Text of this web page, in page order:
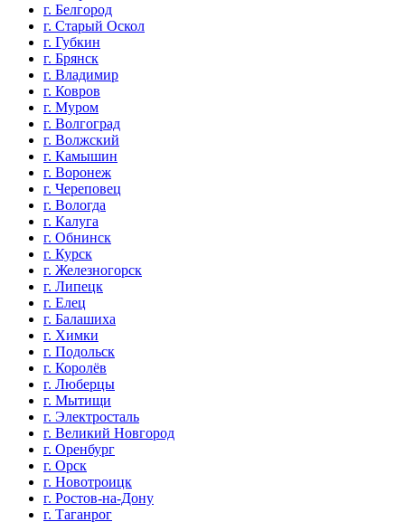
г. Белгород
г. Старый Оскол
г. Губкин
г. Брянск
г. Владимир
г. Ковров
г. Муром
г. Волгоград
г. Волжский
г. Камышин
г. Воронеж
г. Череповец
г. Вологда
г. Калуга
г. Обнинск
г. Курск
г. Железногорск
г. Липецк
г. Елец
г. Балашиха
г. Химки
г. Подольск
г. Королёв
г. Люберцы
г. Мытищи
г. Электросталь
г. Великий Новгород
г. Оренбург
г. Орск
г. Новотроицк
г. Ростов-на-Дону
г. Таганрог